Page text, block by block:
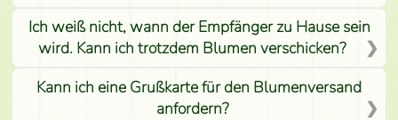
Ich weiß nicht, wann der Empfänger zu Hause sein
wird. Kann ich trotzdem Blumen verschicken?
Kann ich eine Grußkarte für den Blumenversand
anfordern?